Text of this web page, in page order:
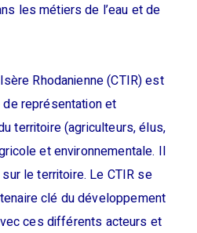
les métiers de l’eau et de
Rhodanienne (CTIR) est
représentation et
territoire (agriculteurs, élus,
et environnementale. Il
le territoire. Le CTIR se
clé du développement
ces différents acteurs et